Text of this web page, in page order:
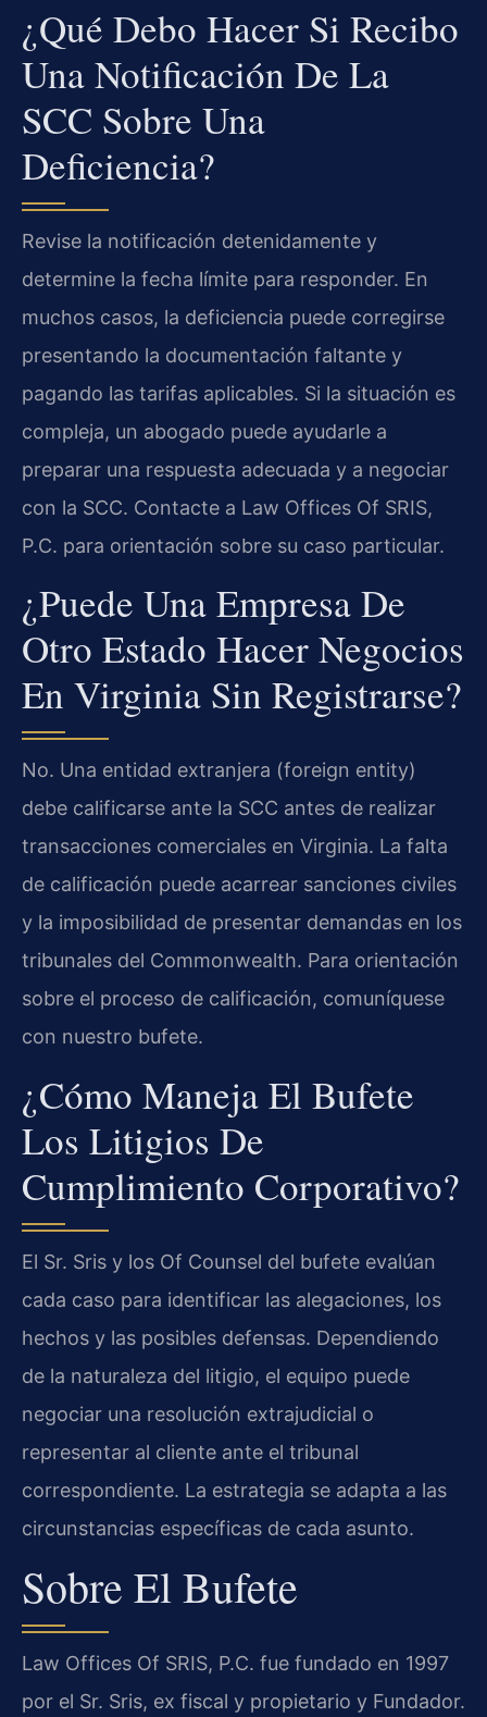
¿Qué Debo Hacer Si Recibo
Una Notificación De La
SCC Sobre Una
Deficiencia?
Revise la notificación detenidamente y
determine la fecha límite para responder. En
muchos casos, la deficiencia puede corregirse
presentando la documentación faltante y
pagando las tarifas aplicables. Si la situación es
compleja, un abogado puede ayudarle a
preparar una respuesta adecuada y a negociar
con la SCC. Contacte a Law Offices Of SRIS,
P.C. para orientación sobre su caso particular.
¿Puede Una Empresa De
Otro Estado Hacer Negocios
En Virginia Sin Registrarse?
No. Una entidad extranjera (foreign entity)
debe calificarse ante la SCC antes de realizar
transacciones comerciales en Virginia. La falta
de calificación puede acarrear sanciones civiles
y la imposibilidad de presentar demandas en los
tribunales del Commonwealth. Para orientación
sobre el proceso de calificación, comuníquese
con nuestro bufete.
¿Cómo Maneja El Bufete
Los Litigios De
Cumplimiento Corporativo?
El Sr. Sris y los Of Counsel del bufete evalúan
cada caso para identificar las alegaciones, los
hechos y las posibles defensas. Dependiendo
de la naturaleza del litigio, el equipo puede
negociar una resolución extrajudicial o
representar al cliente ante el tribunal
correspondiente. La estrategia se adapta a las
circunstancias específicas de cada asunto.
Sobre El Bufete
Law Offices Of SRIS, P.C. fue fundado en 1997
por el Sr. Sris, ex fiscal y propietario y Fundador.